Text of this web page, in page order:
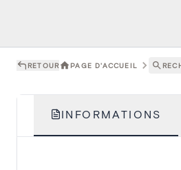
RETOUR PAGE D'ACCUEIL
INFORMATIONS